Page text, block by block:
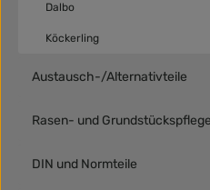
Dalbo
Köckerling
Austausch-/Alternativteile
Rasen- und Grundstückspflege
DIN und Normteile